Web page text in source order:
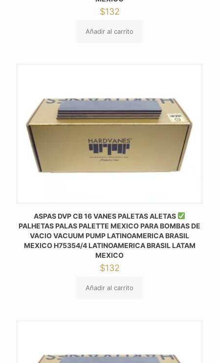
$132
Añadir al carrito
ASPAS DVP CB 16 VANES PALETAS ALETAS
PALHETAS PALAS PALETTE MEXICO PARA BOMBAS DE
VACIO VACUUM PUMP LATINOAMERICA BRASIL
MEXICO H75354/4 LATINOAMERICA BRASIL LATAM
MEXICO
$132
Añadir al carrito